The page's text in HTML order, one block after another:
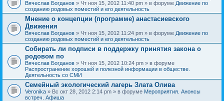
Вячеслав Богданов » Чт ноя 15, 2012 11:40 pm » в форуме Движение по
созданию родовых поместий и его деятельность
Мнение о концепции (программе) анастасиевского
Движения
Вячеслав Богданов » Чт ноя 15, 2012 11:24 pm » в форуме Движение по
созданию родовых поместий и его деятельность
Собирать ли подписи в поддержку принятия закона о
родовом по
Вячеслав Богданов » Чт ноя 15, 2012 10:24 pm » в форуме
Распространение хорошей и полезной информации в обществе.
Деятельность со СМИ
Семейный экологический лагерь Злата Олива
Veronika » Вс окт 28, 2012 2:14 pm » в форуме Мероприятия. Анонсы
встреч. Афиша